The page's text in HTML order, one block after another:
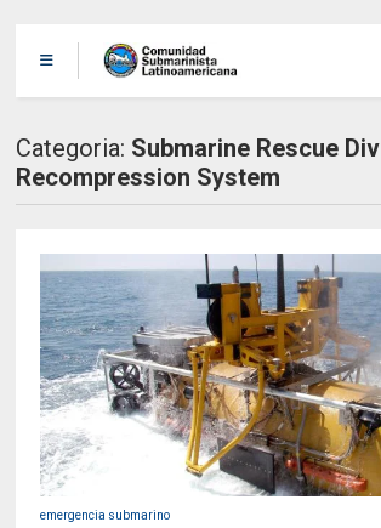
Categoria: Submarine Rescue
Recompression System
emergencia submarino